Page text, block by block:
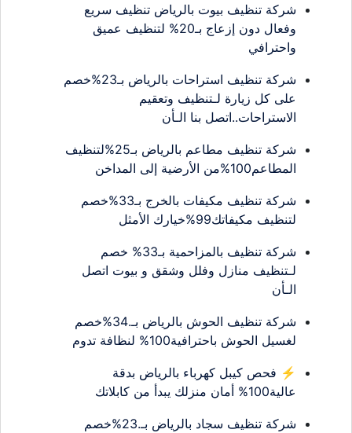
شركة تنظيف بيوت بالرياض تنظيف سريع
وفعال دون إزعاج بـ20% لتنظيف عميق
واحترافي
شركة تنظيف استراحات بالرياض بـ23%خصم
على كل زيارة لـتنظيف وتعقيم
الاستراحات..اتصل بنا الـأن
شركة تنظيف مطاعم بالرياض بـ25%لتنظيف
المطاعم100%من الأرضية إلى المداخن
شركة تنظيف مكيفات بالخرج بـ33%خصم
لتنظيف مكيفاتك99%خيارك الأمثل
شركة تنظيف بالمزاحمية بـ33% خصم
لـتنظيف منازل وفلل وشقق و بيوت اتصل
الـأن
شركة تنظيف الحوش بالرياض بـ.34%خصم
لغسيل الحوش باحترافية100% لنظافة تدوم
⚡ فحص كيبل كهرباء بالرياض بدقة
عالية100% أمان منزلك يبدأ من كابلاتك
شركة تنظيف سجاد بالرياض بـ.23%خصم